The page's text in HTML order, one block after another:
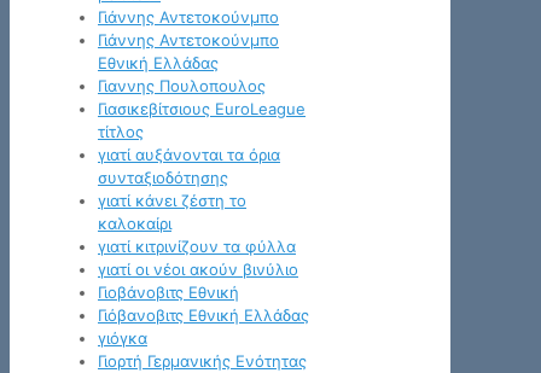
Γιάννης Αντετοκούνμπο
Γιάννης Αντετοκούνμπο
Εθνική Ελλάδας
Γιαννης Πουλοπουλος
Γιασικεβίτσιους EuroLeague
τίτλος
γιατί αυξάνονται τα όρια
συνταξιοδότησης
γιατί κάνει ζέστη το
καλοκαίρι
γιατί κιτρινίζουν τα φύλλα
γιατί οι νέοι ακούν βινύλιο
Γιοβάνοβιτς Εθνική
Γιόβανοβιτς Εθνική Ελλάδας
γιόγκα
Γιορτή Γερμανικής Ενότητας